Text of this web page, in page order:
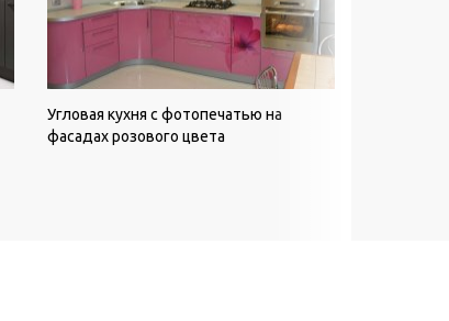
Угловая кухня с фотопечатью на
фасадах розового цвета